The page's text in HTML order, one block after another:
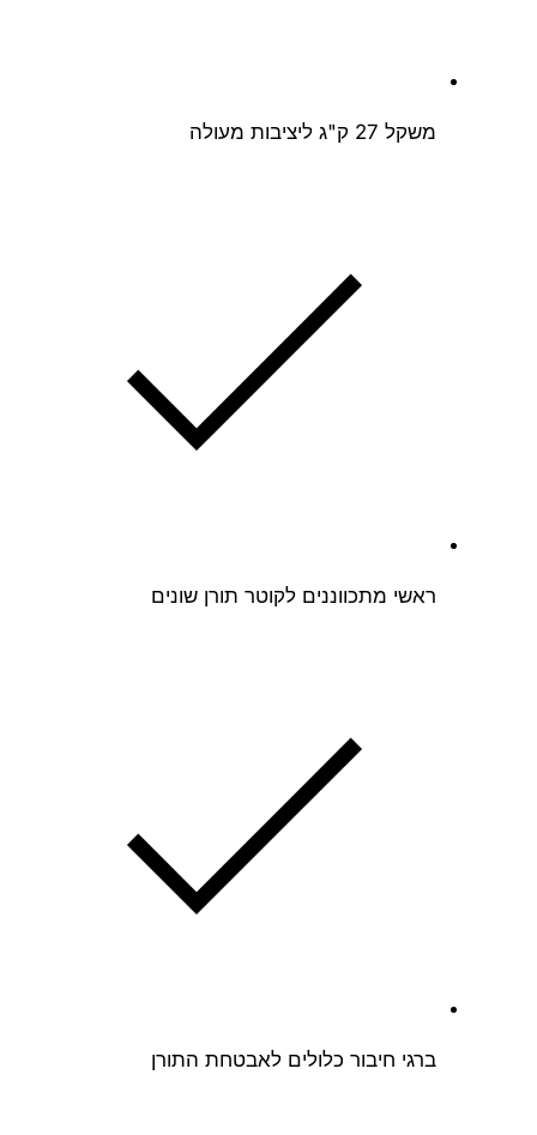
משקל 27 ק"ג ליציבות מעולה
ראשי מתכווננים לקוטר תורן שונים
ברגי חיבור כלולים לאבטחת התורן